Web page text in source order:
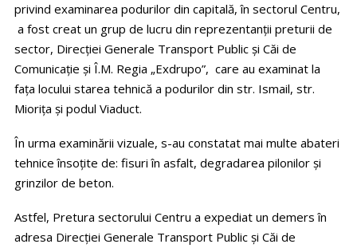
privind examinarea podurilor din capitală, în sectorul Centru,
a fost creat un grup de lucru din reprezentanții preturii de
sector, Direcției Generale Transport Public și Căi de
Comunicație și Î.M. Regia „Exdrupo”, care au examinat la
fața locului starea tehnică a podurilor din str. Ismail, str.
Miorița și podul Viaduct.
În urma examinării vizuale, s-au constatat mai multe abateri
tehnice însoțite de: fisuri în asfalt, degradarea pilonilor și
grinzilor de beton.
Astfel, Pretura sectorului Centru a expediat un demers în
adresa Direcției Generale Transport Public și Căi de